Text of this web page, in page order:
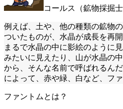
コールス（鉱物採掘士
例えば、土や、他の種類の鉱物
ついたものが、水晶が成長を再
まるで水晶の中に影絵のように
みたいに見えたり、山が水晶の
から、そんな名前で呼ばれるん
によって、赤や緑、白など、フ
ファントムとは？